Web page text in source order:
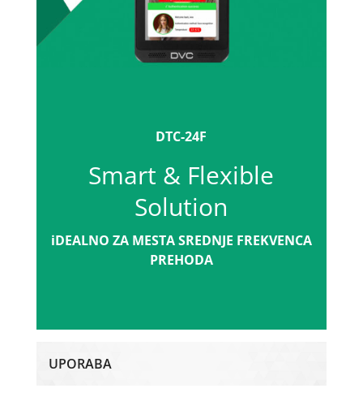
DTC-24F
Smart & Flexible
Solution
iDEALNO ZA MESTA SREDNJE FREKVENCA
PREHODA
UPORABA